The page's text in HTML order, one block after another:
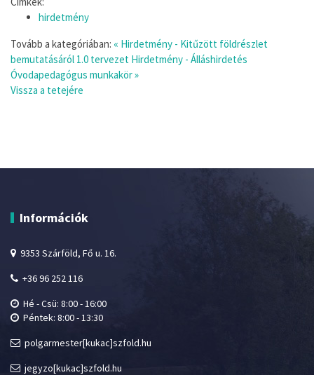
hirdetmény
Tovább a kategóriában: « Hirdetmény - Kitűzött földrészlet
bemutatásáról 1.0 tervezet Hirdetmény - Álláshirdetés
Óvodapedagógus munkakör »
Vissza a tetejére
Információk
9353 Szárföld, Fő u. 16.
+36 96 252 116
Hé - Csü: 8:00 - 16:00
Péntek: 8:00 - 13:30
polgarmester[kukac]szfold.hu
jegyzo[kukac]szfold.hu